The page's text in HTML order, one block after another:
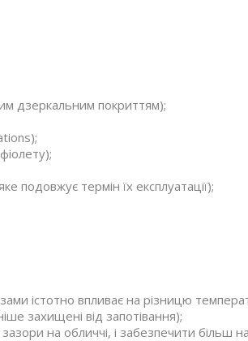
дзеркальним покриттям);
подовжує термін їх експлуатації);
істотно впливає на різницю
захищені від запотівання);
на обличчі, і забезпечити більш